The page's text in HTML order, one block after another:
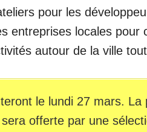
pour les
entreprises locales pour
autour de la ville
le lundi 27 mars. La
offerte par une